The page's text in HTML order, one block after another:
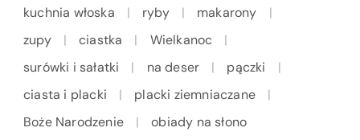
kuchnia włoska
ryby
makarony
zupy
ciastka
Wielkanoc
surówki i sałatki
na deser
pączki
ciasta i placki
placki ziemniaczane
Boże Narodzenie
obiady na słono